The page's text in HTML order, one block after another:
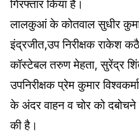
गिरफ्तार किया है।
लालकुआं के कोतवाल सुधीर
इंद्रजीत,उप निरीक्षक राकेश
कॉस्टेबल तरुण मेहता, सुरेंद्र
उपनिरीक्षक प्रेम कुमार
के अंदर वाहन व चोर को
की है।